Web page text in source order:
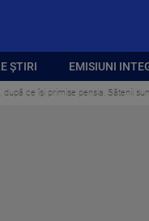
ȘTIRI EMISIUNI
ce își primise pensia. Sătenii